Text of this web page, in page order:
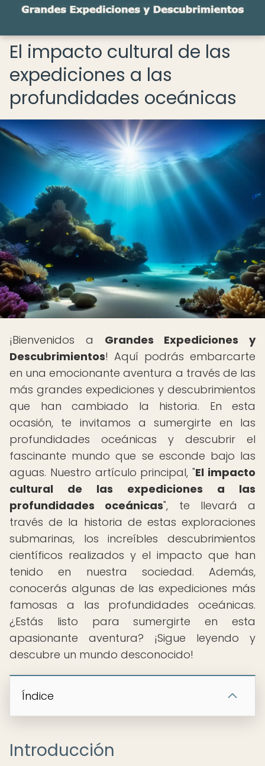
El impacto cultural de las
expediciones a las
profundidades oceánicas
¡Bienvenidos a Grandes Expediciones y
Descubrimientos! Aquí podrás embarcarte
en una emocionante aventura a través de las
más grandes expediciones y descubrimientos
que han cambiado la historia. En esta
ocasión, te invitamos a sumergirte en las
profundidades oceánicas y descubrir el
fascinante mundo que se esconde bajo las
aguas. Nuestro artículo principal, "El impacto
cultural de las expediciones a las
profundidades oceánicas", te llevará a
través de la historia de estas exploraciones
submarinas, los increíbles descubrimientos
científicos realizados y el impacto que han
tenido en nuestra sociedad. Además,
conocerás algunas de las expediciones más
famosas a las profundidades oceánicas.
¿Estás listo para sumergirte en esta
apasionante aventura? ¡Sigue leyendo y
descubre un mundo desconocido!
Índice
Introducción